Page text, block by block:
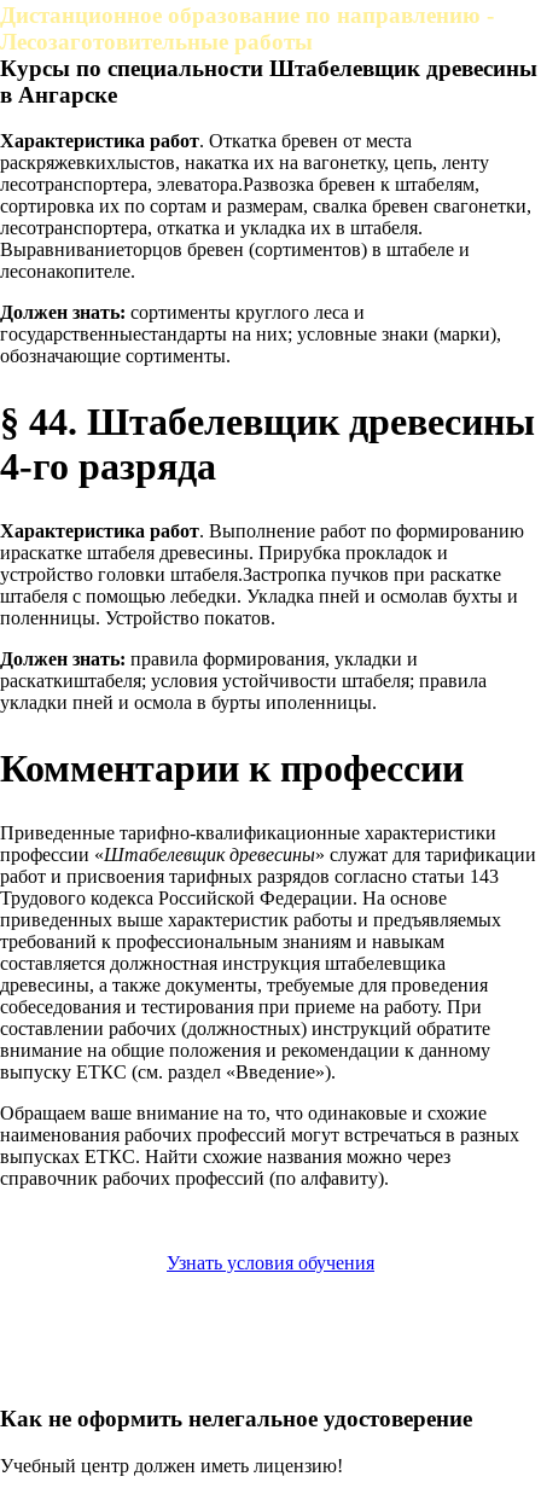
Дистанционное образование по направлению -
Лесозаготовительные работы
Курсы по специальности Штабелевщик древесины
в Ангарске
Характеристика работ. Откатка бревен от места
раскряжевкихлыстов, накатка их на вагонетку, цепь, ленту
лесотранспортера, элеватора.Развозка бревен к штабелям,
сортировка их по сортам и размерам, свалка бревен свагонетки,
лесотранспортера, откатка и укладка их в штабеля.
Выравниваниеторцов бревен (сортиментов) в штабеле и
лесонакопителе.
Должен знать: сортименты круглого леса и
государственныестандарты на них; условные знаки (марки),
обозначающие сортименты.
§ 44. Штабелевщик древесины
4-го разряда
Характеристика работ. Выполнение работ по формированию
ираскатке штабеля древесины. Прирубка прокладок и
устройство головки штабеля.Застропка пучков при раскатке
штабеля с помощью лебедки. Укладка пней и осмолав бухты и
поленницы. Устройство покатов.
Должен знать: правила формирования, укладки и
раскаткиштабеля; условия устойчивости штабеля; правила
укладки пней и осмола в бурты иполенницы.
Комментарии к профессии
Приведенные тарифно-квалификационные характеристики
профессии «Штабелевщик древесины» служат для тарификации
работ и присвоения тарифных разрядов согласно статьи 143
Трудового кодекса Российской Федерации. На основе
приведенных выше характеристик работы и предъявляемых
требований к профессиональным знаниям и навыкам
составляется должностная инструкция штабелевщика
древесины, а также документы, требуемые для проведения
собеседования и тестирования при приеме на работу. При
составлении рабочих (должностных) инструкций обратите
внимание на общие положения и рекомендации к данному
выпуску ЕТКС (см. раздел «Введение»).
Обращаем ваше внимание на то, что одинаковые и схожие
наименования рабочих профессий могут встречаться в разных
выпусках ЕТКС. Найти схожие названия можно через
справочник рабочих профессий (по алфавиту).
Узнать условия обучения
Как не оформить нелегальное удостоверение
Учебный центр должен иметь лицензию!